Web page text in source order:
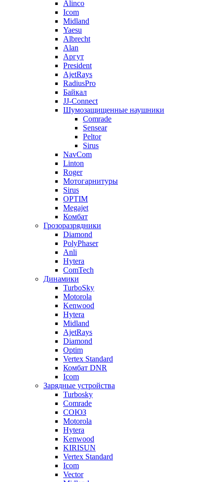
Alinco
Icom
Midland
Yaesu
Albrecht
Alan
Аргут
President
AjetRays
RadiusPro
Байкал
JJ-Connect
Шумозащищенные наушники
Comrade
Sensear
Peltor
Sirus
NavCom
Linton
Roger
Мотогарнитуры
Sirus
OPTIM
Megajet
Комбат
Грозоразрядники
Diamond
PolyPhaser
Anli
Hytera
ComTech
Динамики
TurboSky
Motorola
Kenwood
Hytera
Midland
AjetRays
Diamond
Optim
Vertex Standard
Комбат DNR
Icom
Зарядные устройства
Turbosky
Comrade
СОЮЗ
Motorola
Hytera
Kenwood
KIRISUN
Vertex Standard
Icom
Vector